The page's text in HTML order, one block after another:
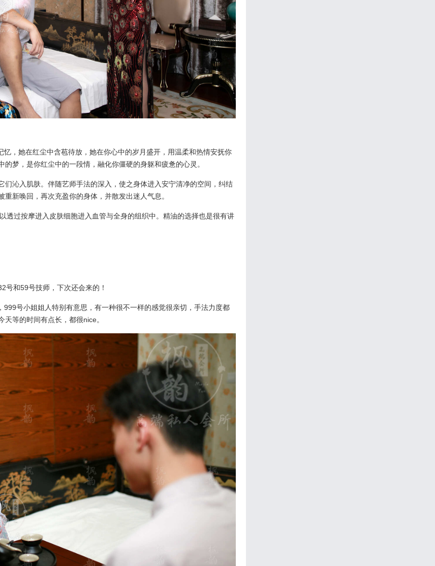
，她在红尘中含苞待放，她在你心中的岁月盛开，用温柔和热情安抚你
梦，是你红尘中的一段情，融化你僵硬的身躯和疲惫的心灵。
沁入肌肤。伴随艺师手法的深入，使之身体进入安宁清净的空间，纠结
新唤回，再次充盈你的身体，并散发出迷人气息。
透过按摩进入皮肤细胞进入血管与全身的组织中。精油的选择也是很有讲
号和59号技师，下次还会来的！
号小姐姐人特别有意思，有一种很不一样的感觉很亲切，手法力度都
等的时间有点长，都很nice。